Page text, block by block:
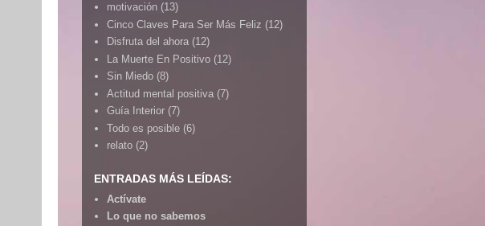
motivación (13)
Cinco Claves Para Ser Más Feliz (12)
Disfruta del ahora (12)
La Muerte En Positivo (12)
Sin Miedo (8)
Actitud mental positiva (7)
Guía Interior (7)
Todo es posible (6)
relato (2)
ENTRADAS MÁS LEÍDAS:
Actívate
Lo que no sabemos